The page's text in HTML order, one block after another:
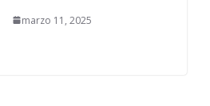
marzo 11, 2025